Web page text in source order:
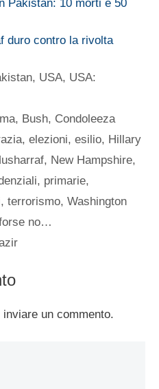
Pakistan: 10 morti e 50
duro contro la rivolta
, USA, USA:
, Bush, Condoleeza
, elezioni, esilio, Hillary
, New Hampshire,
, primarie,
, terrorismo, Washington
no…
inviare un commento.